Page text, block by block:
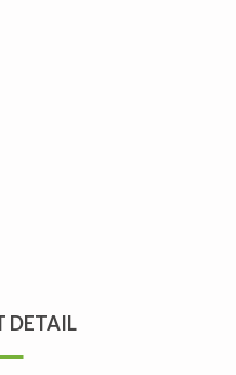
DETAIL